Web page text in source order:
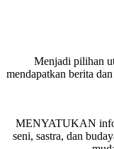
Menjadi pilihan
mendapatkan berita
MENYATUKAN
seni, sastra, dan